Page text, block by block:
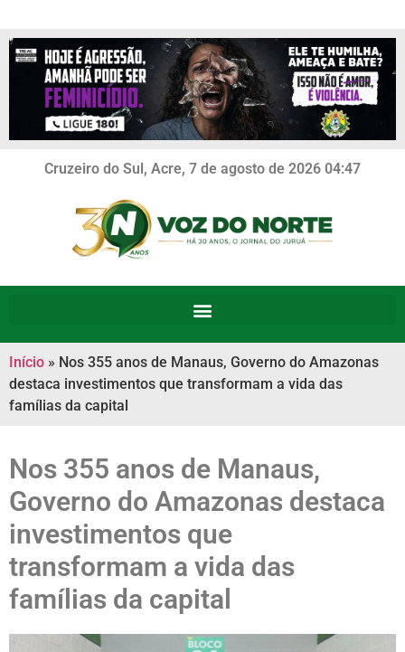
Cruzeiro do Sul, Acre, 7 de agosto de 2026 04:47
Início » Nos 355 anos de Manaus, Governo do Amazonas
destaca investimentos que transformam a vida das
famílias da capital
Nos 355 anos de Manaus,
Governo do Amazonas destaca
investimentos que
transformam a vida das
famílias da capital